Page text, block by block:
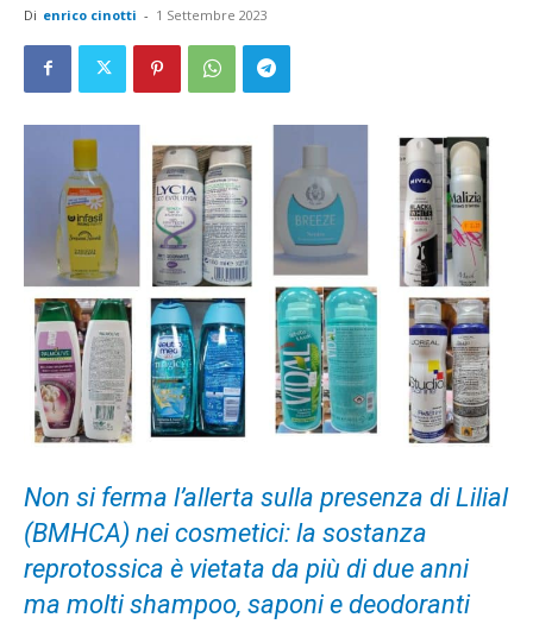
Di enrico cinotti - 1 Settembre 2023
Non si ferma l’allerta sulla presenza di Lilial
(BMHCA) nei cosmetici: la sostanza
reprotossica è vietata da più di due anni
ma molti shampoo, saponi e deodoranti